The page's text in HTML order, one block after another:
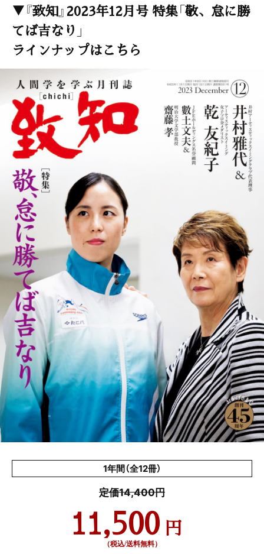
▼『致知』2023年12月号 特集「敬、怠に勝
てば吉なり」
ラインナップはこちら
1年間（全12冊）
定価14,400円
11,500 円
（税込/送料無料）